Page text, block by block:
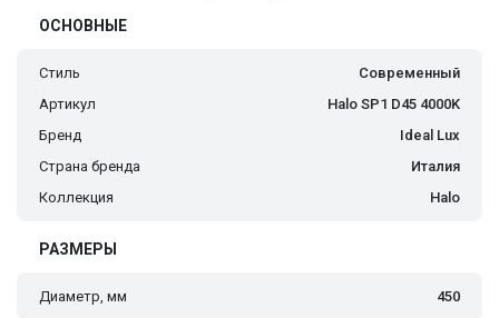
ОСНОВНЫЕ
Стиль
Современный
Артикул
Halo SP1 D45 4000K
Бренд
Ideal Lux
Страна бренда
Италия
Коллекция
Halo
РАЗМЕРЫ
Диаметр, мм 450